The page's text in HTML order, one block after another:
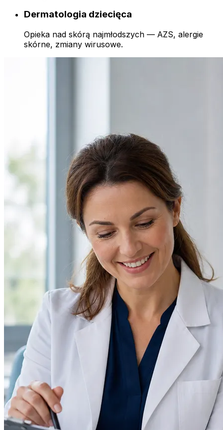
Dermatologia dziecięca
Opieka nad skórą najmłodszych — AZS, alergie
skórne, zmiany wirusowe.